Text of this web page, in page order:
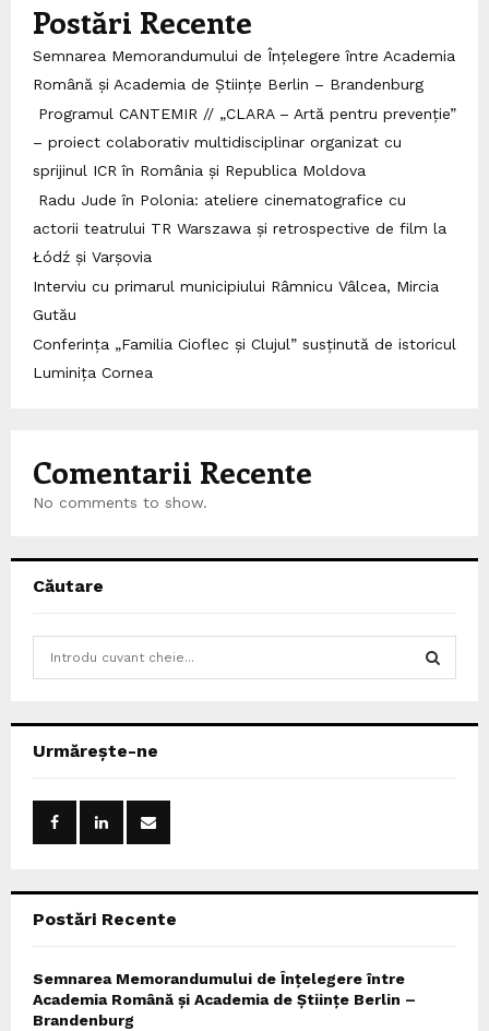
Postări Recente
Semnarea Memorandumului de Înțelegere între Academia
Română și Academia de Științe Berlin – Brandenburg
Programul CANTEMIR // „CLARA – Artă pentru prevenție”
– proiect colaborativ multidisciplinar organizat cu
sprijinul ICR în România și Republica Moldova
Radu Jude în Polonia: ateliere cinematografice cu
actorii teatrului TR Warszawa și retrospective de film la
Łódź și Varșovia
Interviu cu primarul municipiului Râmnicu Vâlcea, Mircia
Gutău
Conferința „Familia Cioflec și Clujul” susținută de istoricul
Luminița Cornea
Comentarii Recente
No comments to show.
Căutare
h
Urmărește-ne
Postări Recente
Semnarea Memorandumului de Înțelegere între
Academia Română și Academia de Științe Berlin –
Brandenburg